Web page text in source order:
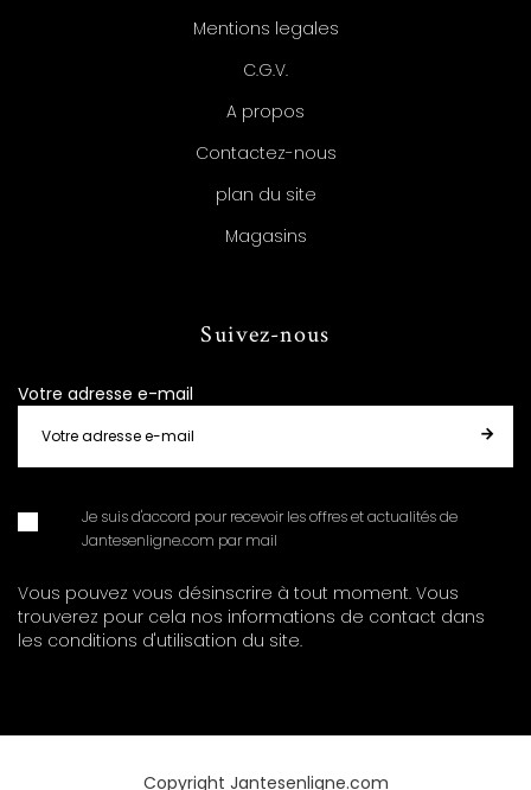
Mentions legales
C.G.V.
A propos
Contactez-nous
plan du site
Magasins
Suivez-nous
Votre adresse e-mail
Je suis d'accord pour recevoir les offres et actualités de
Jantesenligne.com par mail
Vous pouvez vous désinscrire à tout moment. Vous
trouverez pour cela nos informations de contact dans
les conditions d'utilisation du site.
Copyright Jantesenligne.com